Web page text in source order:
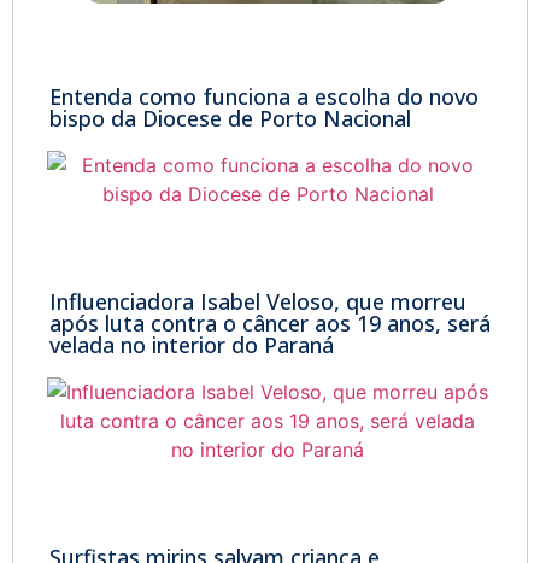
Entenda como funciona a escolha do novo
bispo da Diocese de Porto Nacional
Influenciadora Isabel Veloso, que morreu
após luta contra o câncer aos 19 anos, será
velada no interior do Paraná
Surfistas mirins salvam criança e